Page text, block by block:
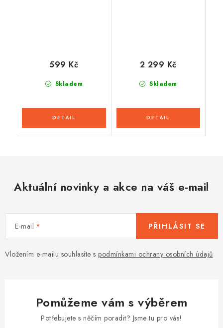
Skladem
599 Kč
Skladem
2 299 Kč
Aktuální novinky a akce na váš e-mail
E-mail
Vložením e-mailu souhlasíte s podmínkami ochrany osobních údajů
PŘIHLÁSIT SE
Pomůžeme vám s výběrem
Potřebujete s něčím poradit? Jsme tu pro vás!